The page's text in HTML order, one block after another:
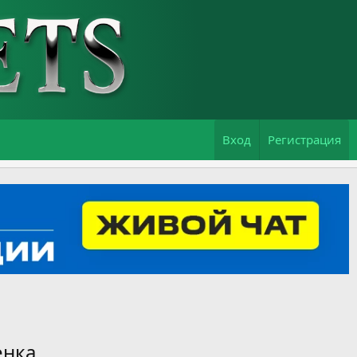
Вход Регистрация